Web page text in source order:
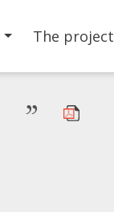
The project
”